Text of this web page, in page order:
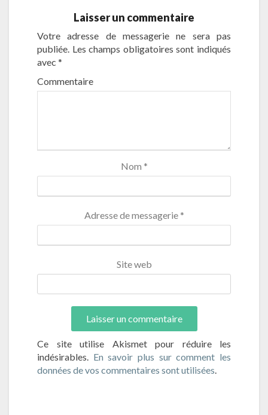
Laisser un commentaire
Votre adresse de messagerie ne sera pas
publiée. Les champs obligatoires sont indiqués
avec *
Commentaire
Nom *
Adresse de messagerie *
Site web
Ce site utilise Akismet pour réduire les
indésirables. En savoir plus sur comment les
données de vos commentaires sont utilisées.